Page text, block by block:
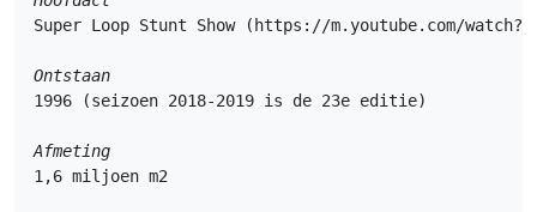
Super Loop Stunt Show (https://m.youtube.com/
Ontstaan
1996 (seizoen 2018-2019 is de 23e editie)
Afmeting
1,6 miljoen m2